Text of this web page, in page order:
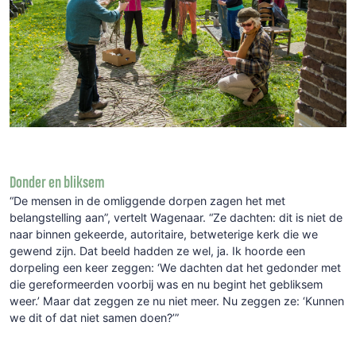
Donder en bliksem
“De mensen in de omliggende dorpen zagen het met
belangstelling aan”, vertelt Wagenaar. “Ze dachten: dit is niet de
naar binnen gekeerde, autoritaire, betweterige kerk die we
gewend zijn. Dat beeld hadden ze wel, ja. Ik hoorde een
dorpeling een keer zeggen: ‘We dachten dat het gedonder met
die gereformeerden voorbij was en nu begint het gebliksem
weer.’ Maar dat zeggen ze nu niet meer. Nu zeggen ze: ‘Kunnen
we dit of dat niet samen doen?’”